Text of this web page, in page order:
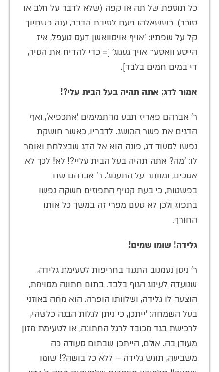
כל תוספת של תה או קפה (שלא לדבר על חלב או
סוכר). כששאלהו פעם לסיבת הדבר, ענה כשחיוך
קל על שפתיו: 'אויף אויסוואשן דעס טעפל, איז
הייסע וואסער אויך געגוג' [= כדי להדיח את הסיר,
די במים חמים בלבד].
אמור לדג: אתה תהיה בעל הבית עלי?!
ר' אברהם פאריז תבע מהתמימים 'אתכפיא', ואף
הדגים את פשר המושג. לדבריו, כאשר חושקת
נפשו לסעוד דג, פונה הוא אל הדג שבצלחת ואומר
לו: 'מה? אתה תהיה בעל הבית עליי?! לא! לכך לא
אסכים, ומוותר על התענוג'. ר' אברהם שח
בפשטות, כי בעת קטיף התפוזים חשקה נפשו
בתפוז, ולכן לא טעם מפרי זה במשך כל אותו
החורף.
גלידה! שומו שמים!
ר' ניסן נעמנוב התנגד בחריפות לטעימת גלידה,
שנועדה לעינוג הגוף בלבד. בתום חתונה מסוימת,
הוצעה לו גלידה, ושלוותו הופרה. הוא מחה באוזני
בעל השמחה: 'ייתכן, כי ניתן לגלות הבנה כלשהי,
לרכישת בגד מכובד לרגל החתונה, או לטעימת מזון
מעודן בה. אולם, הייתכן שבתום סעודה כה
משביעה, תוגש גלידה – ללא כל בושה?! שומו